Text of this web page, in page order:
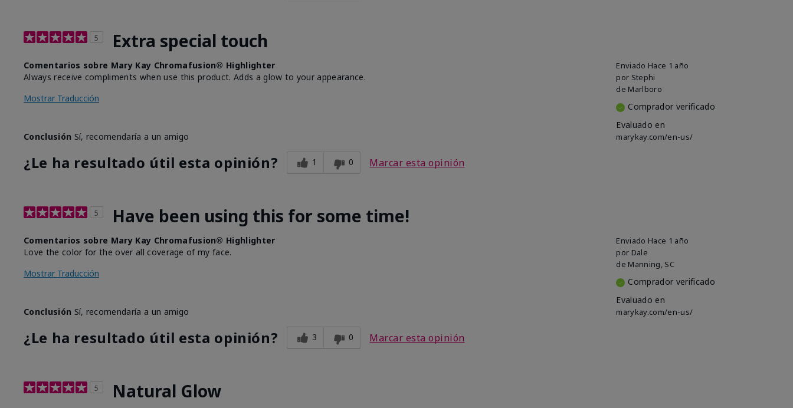
5 Extra special touch
Enviado Hace 1 año
por Stephi
de Marlboro
Comprador verificado
Evaluado en
marykay.com/en-us/
Comentarios sobre Mary Kay Chromafusion® Highlighter
Always receive compliments when use this product. Adds a glow to your appearance.
Mostrar Traducción
Conclusión Sí, recomendaría a un amigo
¿Le ha resultado útil esta opinión? 1 0 Marcar esta opinión
5 Have been using this for some time!
Enviado Hace 1 año
por Dale
de Manning, SC
Comprador verificado
Evaluado en
marykay.com/en-us/
Comentarios sobre Mary Kay Chromafusion® Highlighter
Love the color for the over all coverage of my face.
Mostrar Traducción
Conclusión Sí, recomendaría a un amigo
¿Le ha resultado útil esta opinión? 3 0 Marcar esta opinión
5 Natural Glow